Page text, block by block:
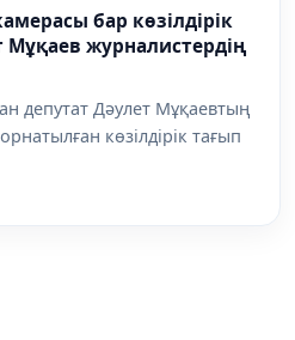
бар көзілдірік
Мұқаев журналистердің
депутат Дәулет Мұқаевтың
көзілдірік тағып